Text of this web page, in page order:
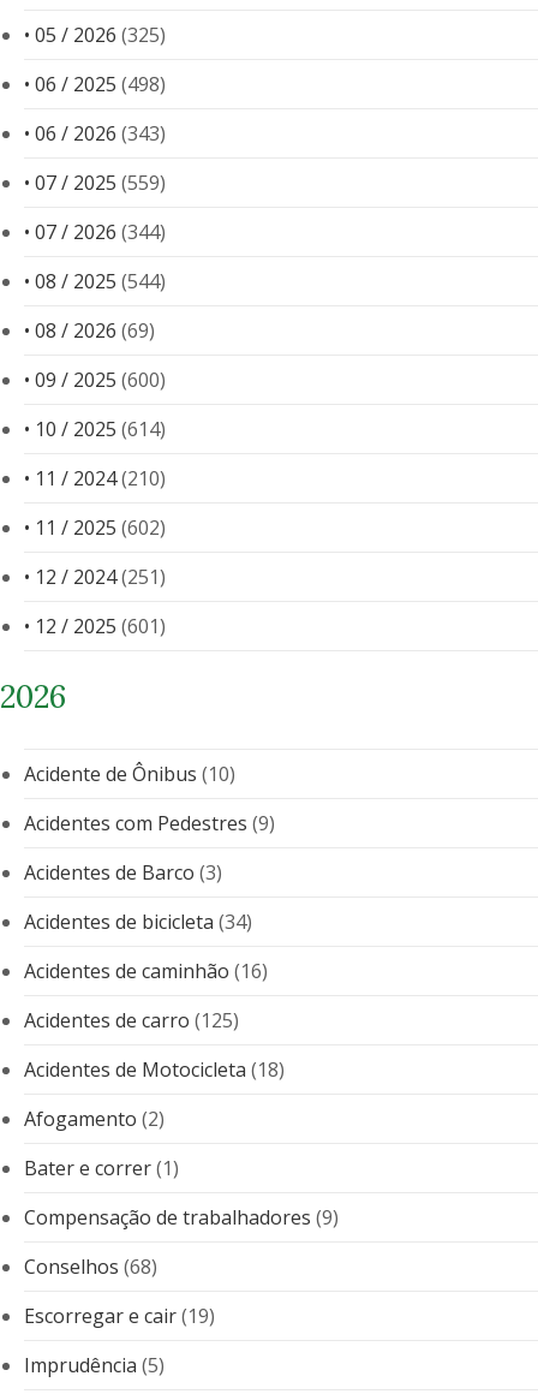
• 05 / 2026 (325)
• 06 / 2025 (498)
• 06 / 2026 (343)
• 07 / 2025 (559)
• 07 / 2026 (344)
• 08 / 2025 (544)
• 08 / 2026 (69)
• 09 / 2025 (600)
• 10 / 2025 (614)
• 11 / 2024(210)
• 11 / 2025 (602)
• 12 / 2024(251)
• 12 / 2025 (601)
2026
Acidente de Ônibus (10)
Acidentes com Pedestres (9)
Acidentes de Barco (3)
Acidentes de bicicleta (34)
Acidentes de caminhão (16)
Acidentes de carro (125)
Acidentes de Motocicleta (18)
Afogamento (2)
Bater e correr(1)
Compensação de trabalhadores (9)
Conselhos (68)
Escorregar e cair(19)
Imprudência (5)